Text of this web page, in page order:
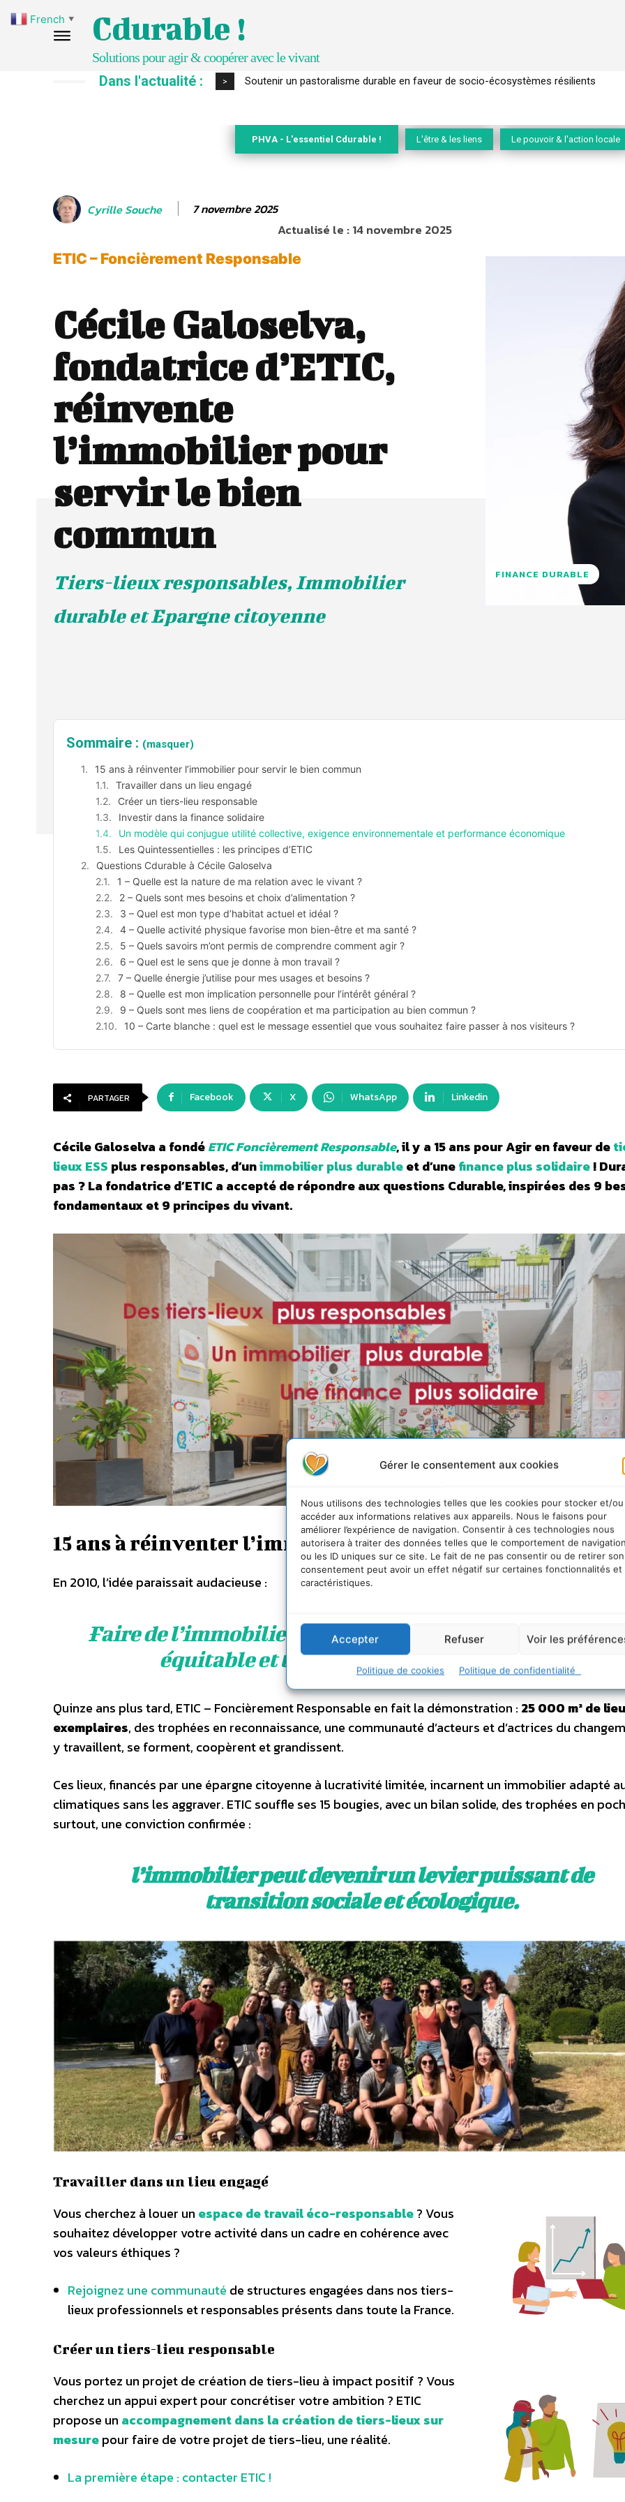
Gérer le consentement aux cookies
Nous utilisons des technologies telles que les cookies pour stocker et/ou
accéder aux informations relatives aux appareils. Nous le faisons pour
améliorer l’expérience de navigation. Consentir à ces technologies nous
autorisera à traiter des données telles que le comportement de navigation
ou les ID uniques sur ce site. Le fait de ne pas consentir ou de retirer son
consentement peut avoir un effet négatif sur certaines fonctionnalités et
caractéristiques.
Accepter Refuser Voir les
Politique de cookies Politique de confidentialité
Cdurable !
Solutions pour agir & coopérer avec le vivant
Dans l'actualité : > S’inspirer de l’arbre pour un modèle économique régénératif du vivant …
PHVA - L'essentiel Cdurable ! L'être & les liens Le pouvoir & l'action locale
Cyrille Souche 7 novembre 2025
Actualisé le :14 novembre 2025
ETIC – Foncièrement Responsable
Cécile Galoselva,
fondatrice d’ETIC,
réinvente
l’immobilier pour
servir le bien
commun
Tiers-lieux responsables, Immobilier
durable et Epargne citoyenne
FINANCE DURABLE
Sommaire : (masquer)
15 ans à réinventer l’immobilier pour servir le bien commun
Travailler dans un lieu engagé
Créer un tiers-lieu responsable
Investir dans la finance solidaire
Un modèle qui conjugue utilité collective, exigence environnementale et performance économique
Les Quintessentielles : les principes d’ETIC
Questions Cdurable à Cécile Galoselva
1 – Quelle est la nature de ma relation avec le vivant ?
2 – Quels sont mes besoins et choix d’alimentation ?
3 – Quel est mon type d’habitat actuel et idéal ?
4 – Quelle activité physique favorise mon bien-être et ma santé ?
5 – Quels savoirs m’ont permis de comprendre comment agir ?
6 – Quel est le sens que je donne à mon travail ?
7 – Quelle énergie j’utilise pour mes usages et besoins ?
8 – Quelle est mon implication personnelle pour l’intérêt général ?
9 – Quels sont mes liens de coopération et ma participation au bien commun ?
10 – Carte blanche : quel est le message essentiel que vous souhaitez faire passer à nos visiteurs ?
PARTAGER Facebook X WhatsApp Linkedin
Cécile Galoselva a fondéETIC Foncièrement Responsable, il y a 15 ans pour Agir en faveur de
lieux ESS plus responsables, d’unimmobilier plus durableet d’unefinance plus solidaire!
pas ? La fondatrice d’ETIC a accepté de répondre aux questions Cdurable, inspirées des 9
fondamentaux et 9 principes du vivant.
15 ans à réinventer l’immobilier pour servir le bien
En 2010, l’idée paraissait audacieuse :
Faire de l’immobilier professionnel un outil
équitable et tourné vers l’intérêt général.
Quinze ans plus tard, ETIC – Foncièrement Responsable en fait la démonstration : 25 000 m² de
exemplaires, des trophées en reconnaissance, une communauté d’acteurs et d’actrices du
y travaillent, se forment, coopèrent et grandissent.
Ces lieux, financés par une épargne citoyenne à lucrativité limitée, incarnent un immobilier adapté
climatiques sans les aggraver. ETIC souffle ses 15 bougies, avec un bilan solide, des trophées en
surtout, une conviction confirmée :
l’immobilier peut devenir un levier puissant de
transition sociale et écologique.
Travailler dans un lieu engagé
Vous cherchez à louer un espace de travail éco-responsable? Vous
souhaitez développer votre activité dans un cadre en cohérence avec
vos valeurs éthiques ?
Rejoignez une communauté de structures engagées dans nos tiers-
lieux professionnels et responsables présents dans toute la France.
Créer un tiers-lieu responsable
Vous portez un projet de création de tiers-lieu à impact positif ? Vous
cherchez un appui expert pour concrétiser votre ambition ? ETIC
propose un accompagnement dans la création de tiers-lieux sur
mesurepour faire de votre projet de tiers-lieu, une réalité.
La première étape : contacter ETIC !
French ▼